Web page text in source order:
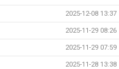
2025-12-08 13:37
2025-11-29 08:26
2025-11-29 07:59
2025-11-28 13:38